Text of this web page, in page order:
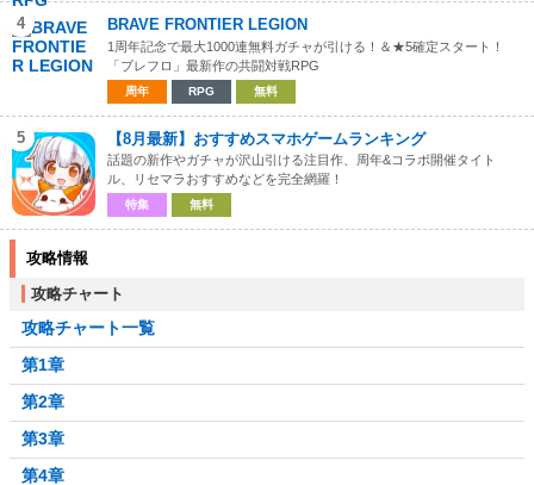
4 BRAVE FRONTIER LEGION
1周年記念で最大1000連無料ガチャが引ける！＆★5確定スタート！
「ブレフロ」最新作の共闘対戦RPG
周年 RPG 無料
5 【8月最新】おすすめスマホゲームランキング
話題の新作やガチャが沢山引ける注目作、周年&コラボ開催タイト
ル、リセマラおすすめなどを完全網羅！
特集 無料
攻略情報
攻略チャート
攻略チャート一覧
第1章
第2章
第3章
第4章